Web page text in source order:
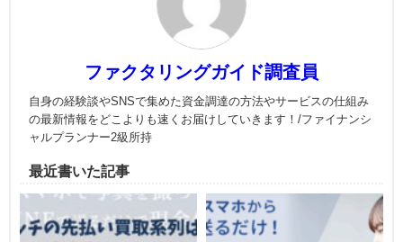
ファクタリングガイド調査員
自身の経験談やSNSで集めた資金調達の方法やサービスの仕組み
の最新情報をどこよりも速くお届けしていきます！/ファイナンシ
ャルプランナー2級所持
最近書いた記事